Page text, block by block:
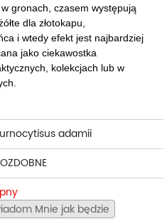
gronach, czasem występują
dla złotokapu,
i wtedy efekt jest najbardziej
jako ciekawostka
kolekcjach lub w
adamii
Mnie jak będzie